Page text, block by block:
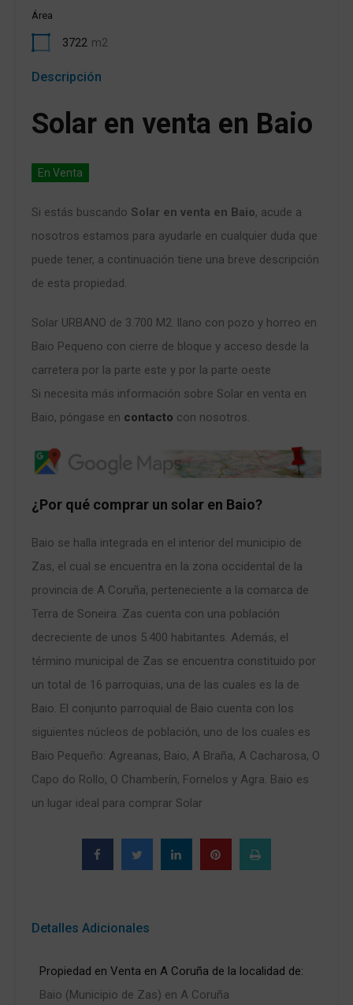
Área
3722 m2
Descripción
Solar en venta en Baio
En Venta
Si estás buscando Solar en venta en Baio, acude a
nosotros estamos para ayudarle en cualquier duda que
puede tener, a continuación tiene una breve descripción
de esta propiedad.
Solar URBANO de 3.700 M2. llano con pozo y horreo en
Baio Pequeno con cierre de bloque y acceso desde la
carretera por la parte este y por la parte oeste
Si necesita más información sobre Solar en venta en
Baio, póngase en contacto con nosotros.
¿Por qué comprar un solar en Baio?
Baio se halla integrada en el interior del municipio de
Zas, el cual se encuentra en la zona occidental de la
provincia de A Coruña, perteneciente a la comarca de
Terra de Soneira. Zas cuenta con una población
decreciente de unos 5.400 habitantes. Además, el
término municipal de Zas se encuentra constituido por
un total de 16 parroquias, una de las cuales es la de
Baio. El conjunto parroquial de Baio cuenta con los
siguientes núcleos de población, uno de los cuales es
Baio Pequeño: Agreanas, Baio, A Braña, A Cacharosa, O
Capo do Rollo, O Chamberín, Fornelos y Agra. Baio es
un lugar ideal para comprar Solar
Detalles Adicionales
Propiedad en Venta en A Coruña de la localidad de:
Baio (Municipio de Zas) en A Coruña